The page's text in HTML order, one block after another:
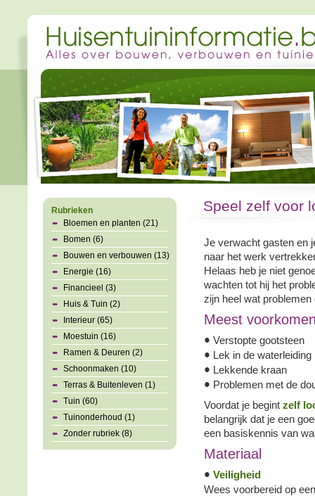
Rubrieken
Bloemen en planten (21)
Bomen (6)
Bouwen en verbouwen (13)
Energie (16)
Financieel (3)
Huis & Tuin (2)
Interieur (65)
Moestuin (16)
Ramen & Deuren (2)
Schoonmaken (10)
Terras & Buitenleven (1)
Tuin (60)
Tuinonderhoud (1)
Zonder rubriek (8)
Speel zelf voor
Je verwacht gasten en
naar het werk
Helaas heb je niet
wachten tot hij het
zijn heel wat problemen
Meest
• Verstopte gootsteen
• Lek in de waterleiding
• Lekkende kraan
• Problemen met de
Voordat je begint zelf
belangrijk dat je een
een basiskennis van
Materiaal
• Veiligheid
Wees voorbereid op